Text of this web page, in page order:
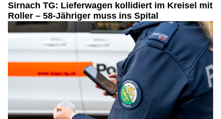
Sirnach TG: Lieferwagen kollidiert im Kreisel mit
Roller – 58-Jähriger muss ins Spital